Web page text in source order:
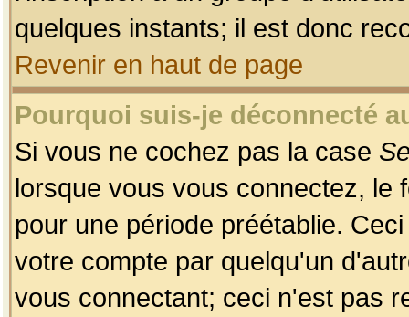
quelques instants; il est donc
Revenir en haut de page
Pourquoi suis-je déconnecté
Si vous ne cochez pas la case
lorsque vous vous connectez, le
pour une période préétablie.
votre compte par quelqu'un
vous connectant; ceci n'est pas